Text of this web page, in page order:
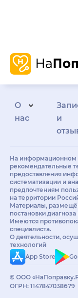
О
нас
и
На информационном
рекомендательные
предоставления
систематизации и
предпочтениям
на территории
Материалы,
постановки
Имеются
специалиста.
О деятельности,
технологий
App Store
© ООО
ОГРН: 1147847038679